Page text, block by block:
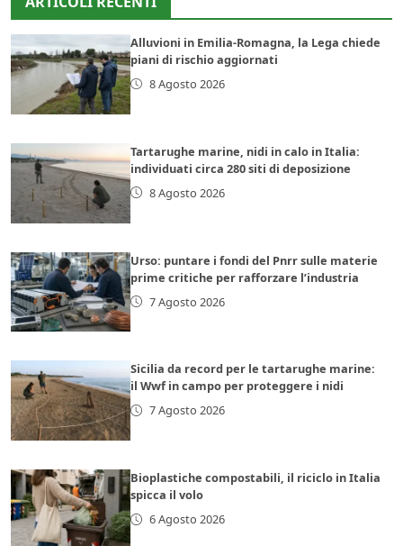
Alluvioni in Emilia-Romagna, la Lega chiede
piani di rischio aggiornati
8 Agosto 2026
Tartarughe marine, nidi in calo in Italia:
individuati circa 280 siti di deposizione
8 Agosto 2026
Urso: puntare i fondi del Pnrr sulle materie
prime critiche per rafforzare l’industria
7 Agosto 2026
Sicilia da record per le tartarughe marine:
il Wwf in campo per proteggere i nidi
7 Agosto 2026
Bioplastiche compostabili, il riciclo in Italia
spicca il volo
6 Agosto 2026